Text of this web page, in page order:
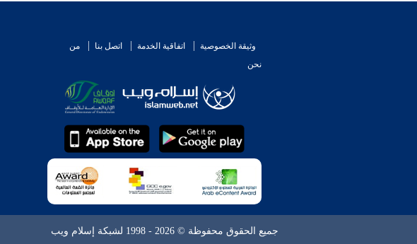
وثيقة الخصوصية اتفاقية الخدمة اتصل بنا
من
نحن
جميع الحقوق محفوظة © 2026 - 1998 لشبكة إسلام ويب